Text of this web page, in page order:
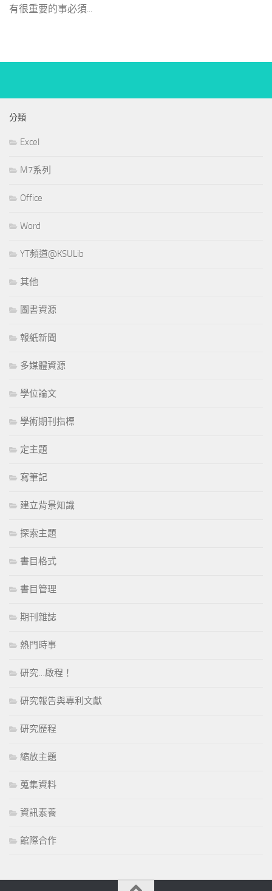
有很重要的事必須...
分類
Excel
M7系列
Office
Word
YT頻道@KSULib
其他
圖書資源
報紙新聞
多媒體資源
學位論文
學術期刊指標
定主題
寫筆記
建立背景知識
探索主題
書目格式
書目管理
期刊雜誌
熱門時事
研究…啟程！
研究報告與專利文獻
研究歷程
縮放主題
蒐集資料
資訊素養
館際合作